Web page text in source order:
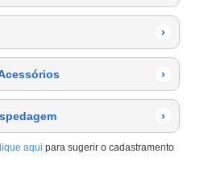
›
›
›
aqui para sugerir o cadastramento